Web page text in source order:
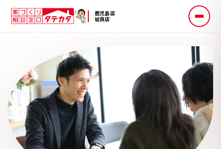
鹿児島店
姶良店